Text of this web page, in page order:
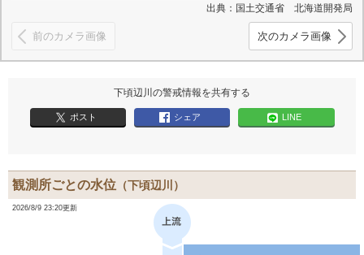
出典：国土交通省 北海道開発局
前のカメラ画像 次のカメラ画像
下頃辺川の警戒情報を共有する
ポスト シェア LINE
観測所ごとの水位 （下頃辺川）
2026/8/9 23:20更新